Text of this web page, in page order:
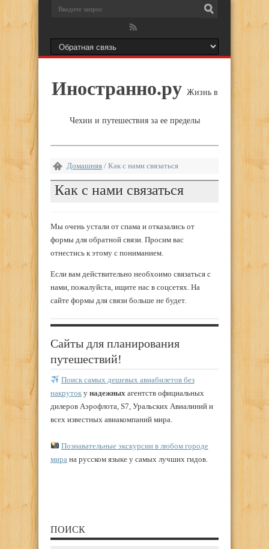
Иностранно.ру Жизнь в
Чехии и путешествия за ее пределы
Домашняя / Как с нами связаться
Как с нами связаться
Мы очень устали от спама и отказались от
формы для обратной связи. Просим вас
отнестись к этому с пониманием.
Если вам действительно необхоимо связаться с
нами, пожалуйста, ищите нас в соцсетях. На
сайте формы для связи больше не будет.
Сайты для планирования
путешествий!
Поиск самых дешевых авиабилетов без
накруток у надежных агентств официальных
дилеров Аэрофлота, S7, Уральских Авиалиний и
всех известных авиакомпаний мира.
Познавательные экскурсии в любом городе
мира на русском языке у самых лучших гидов.
ПОИСК